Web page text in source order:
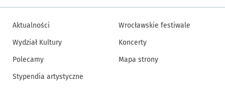
Aktualności
Wydział Kultury
Polecamy
Stypendia artystyczne
Wrocławskie festiwale
Koncerty
Mapa strony